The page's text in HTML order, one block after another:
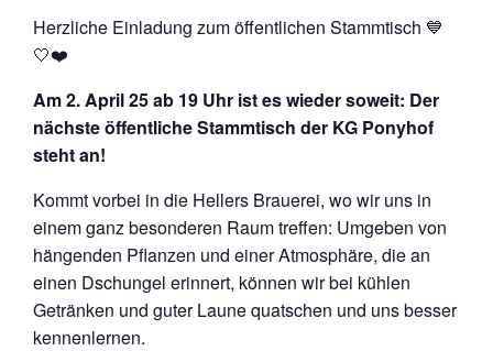
Herzliche Einladung zum öffentlichen Stammtisch 💙
🤍❤️
Am 2. April 25 ab 19 Uhr ist es wieder soweit: Der
nächste öffentliche Stammtisch der KG Ponyhof
steht an!
Kommt vorbei in die Hellers Brauerei, wo wir uns in
einem ganz besonderen Raum treffen: Umgeben von
hängenden Pflanzen und einer Atmosphäre, die an
einen Dschungel erinnert, können wir bei kühlen
Getränken und guter Laune quatschen und uns besser
kennenlernen.